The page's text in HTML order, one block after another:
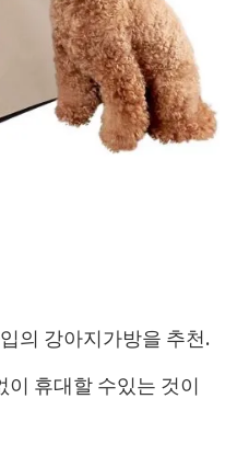
의 강아지가방을 추천.
휴대할 수있는 것이